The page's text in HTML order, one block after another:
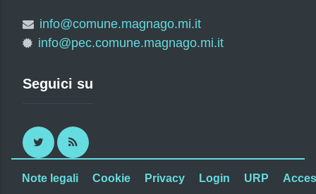
info@comune.magnago.mi.it
info@pec.comune.magnago.mi.it
Seguici su
Twitter RSS
Note legali Cookie Privacy Login URP